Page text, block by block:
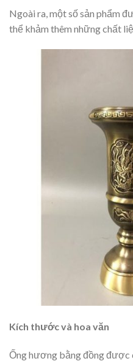
Ngoài ra, một số sản phẩm
thể khảm thêm những chất
Kích thước và hoa văn
Ống hương bằng đồng được